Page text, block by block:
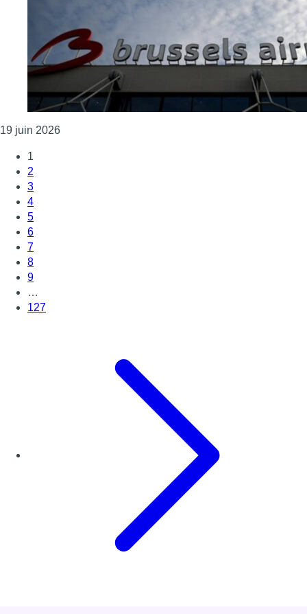
19 juin 2026Consulter l'article "Brussels Airport teste une unité
1
2
3
4
5
6
7
8
9
…
127